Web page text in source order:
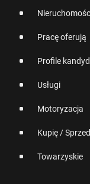
Pracę oferują
Profile
Usługi
Motoryzacja
Kupię /
Towarzyskie